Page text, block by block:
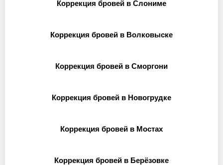
Коррекция бровей в Слониме
Коррекция бровей в Волковыске
Коррекция бровей в Сморгони
Коррекция бровей в Новогрудке
Коррекция бровей в Мостах
Коррекция бровей в Берёзовке